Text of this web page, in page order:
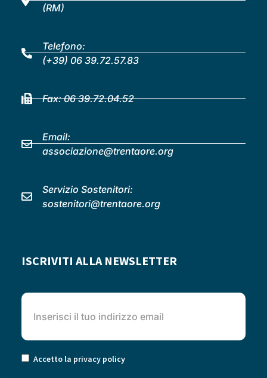
(RM)
Telefono:
(+39) 06 39.72.57.83
Fax: 06 39.72.04.52
Email:
associazione@trentaore.org
Servizio Sostenitori:
sostenitori@trentaore.org
ISCRIVITI ALLA NEWSLETTER
Accetto la privacy policy